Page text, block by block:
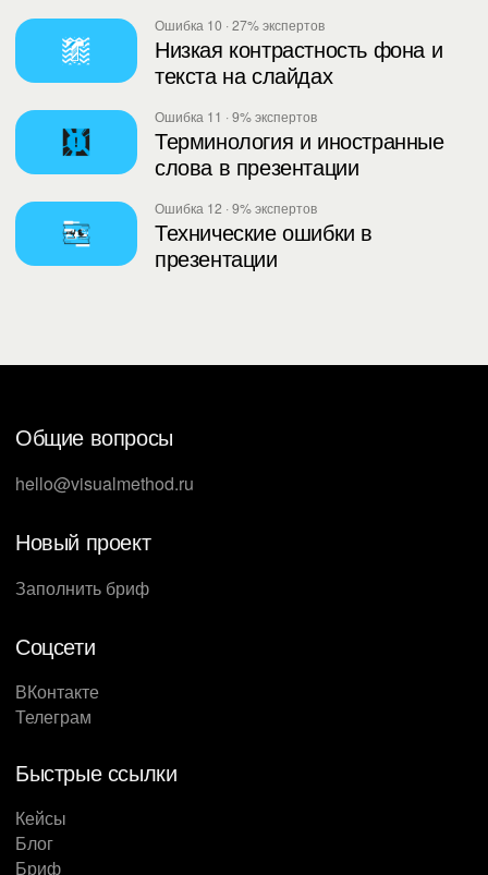
Ошибка 10 · 27% экспертов
Низкая контрастность фона и
текста на слайдах
Ошибка 11 · 9% экспертов
Терминология и иностранные
слова в презентации
Ошибка 12 · 9% экспертов
Технические ошибки в
презентации
Общие вопросы
hello@visualmethod.ru
Новый проект
Заполнить бриф
Соцсети
ВКонтакте
Телеграм
Быстрые ссылки
Кейсы
Блог
Бриф